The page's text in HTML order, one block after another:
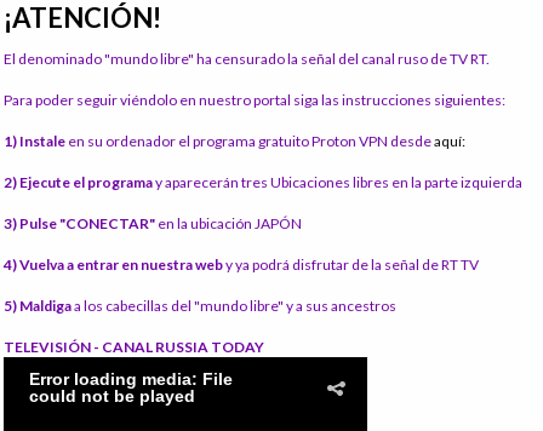
¡ATENCIÓN!
El denominado "mundo libre" ha censurado la señal del canal ruso de TV RT.
Para poder seguir viéndolo en nuestro portal siga las instrucciones siguientes:
1) Instale en su ordenador el programa gratuito Proton VPN desdeaquí:
2) Ejecute el programay aparecerán tres Ubicaciones libres en la parte izquierda
3) Pulse "CONECTAR" en la ubicación JAPÓN
4) Vuelva a entrar en nuestra weby ya podrá disfrutar de la señal de RT TV
5) Maldigaa los cabecillas del "mundo libre" y a sus ancestros
TELEVISIÓN - CANAL RUSSIA TODAY